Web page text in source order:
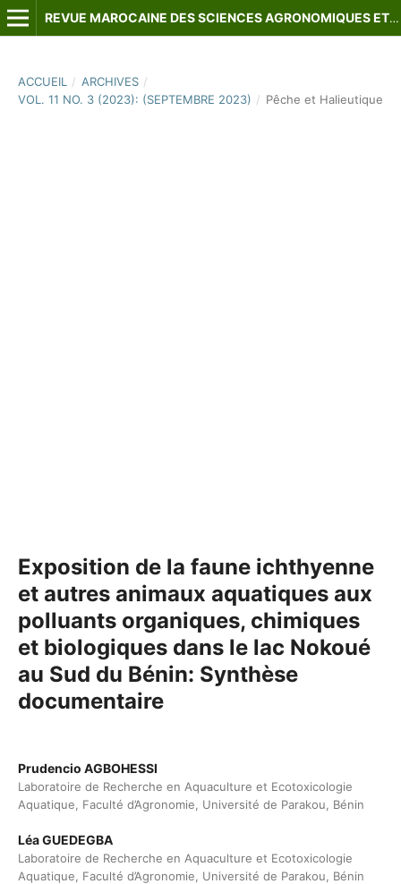
REVUE MAROCAINE DES SCIENCES AGRONOMIQUES ET VÉTÉRINAIRES
ACCUEIL / ARCHIVES /
VOL. 11 NO. 3 (2023): (SEPTEMBRE 2023) / Pêche et Halieutique
Exposition de la faune ichthyenne
et autres animaux aquatiques aux
polluants organiques, chimiques
et biologiques dans le lac Nokoué
au Sud du Bénin: Synthèse
documentaire
Prudencio AGBOHESSI
Laboratoire de Recherche en Aquaculture et Ecotoxicologie
Aquatique, Faculté d’Agronomie, Université de Parakou, Bénin
Léa GUEDEGBA
Laboratoire de Recherche en Aquaculture et Ecotoxicologie
Aquatique, Faculté d’Agronomie, Université de Parakou, Bénin